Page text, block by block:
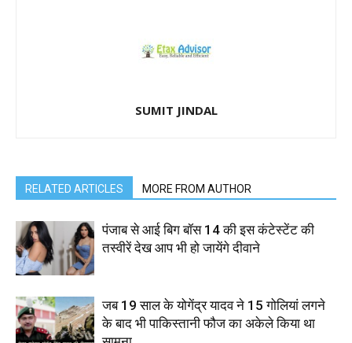
SUMIT JINDAL
RELATED ARTICLES MORE FROM AUTHOR
पंजाब से आई बिग बॉस 14 की इस कंटेस्टेंट की
तस्वीरें देख आप भी हो जायेंगे दीवाने
जब 19 साल के योगेंद्र यादव ने 15 गोलियां लगने
के बाद भी पाकिस्तानी फौज का अकेले किया था